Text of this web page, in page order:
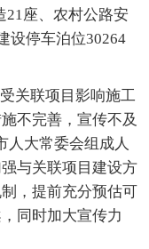
21座、农村公路安
设停车泊位30264
关联项目影响施工
不完善，宣传不及
人大常委会组成人
与关联项目建设方
，提前充分预估可
同时加大宣传力